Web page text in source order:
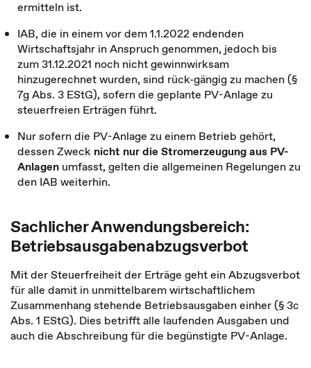
ermitteln ist.
IAB, die in einem vor dem 1.1.2022 endenden
Wirtschaftsjahr in Anspruch genommen, jedoch bis
zum 31.12.2021 noch nicht gewinnwirksam
hinzugerechnet wurden, sind rück-gängig zu machen (§
7g Abs. 3 EStG), sofern die geplante PV-Anlage zu
steuerfreien Erträgen führt.
Nur sofern die PV-Anlage zu einem Betrieb gehört,
dessen Zweck nicht nur die Stromerzeugung aus PV-
Anlagen umfasst, gelten die allgemeinen Regelungen zu
den IAB weiterhin.
Sachlicher Anwendungsbereich:
Betriebsausgabenabzugsverbot
Mit der Steuerfreiheit der Erträge geht ein Abzugsverbot
für alle damit in unmittelbarem wirtschaftlichem
Zusammenhang stehende Betriebsausgaben einher (§ 3c
Abs. 1 EStG). Dies betrifft alle laufenden Ausgaben und
auch die Abschreibung für die begünstigte PV-Anlage.